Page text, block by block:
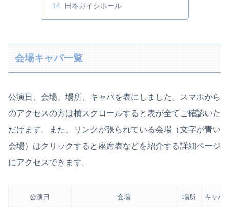
日本ガイシホール
会場キャパ一覧
公演日、会場、場所、キャパを表にしました。スマホから
のアクセスの方は横スクロールすると表が全てご確認いた
だけます。また、リンクが張られている会場（文字が青い
会場）はクリックすると座席表などを紹介する詳細ページ
にアクセスできます。
公演日 会場 場所 キャパ